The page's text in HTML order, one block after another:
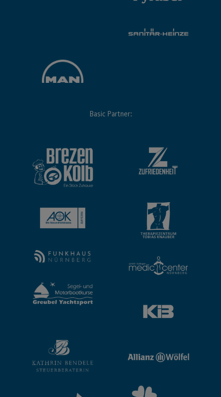
Basic Partner: